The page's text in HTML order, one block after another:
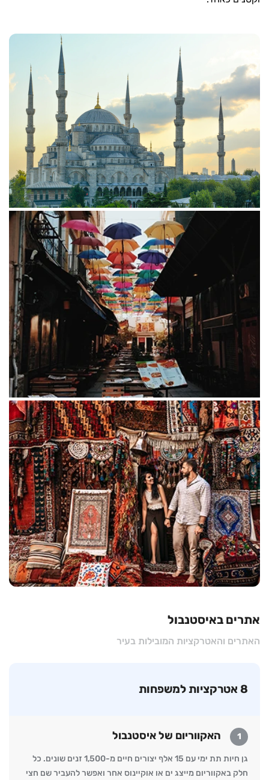
אתרים באיסטנבול
האתרים והאטרקציות המובילות בעיר
8 אטרקציות למשפחות
1 האקווריום של איסטנבול
גן חיות תת ימי עם 15 אלף יצורים חיים מ-1,500 זנים שונים. כל
חלק באקווריום מייצג ים או אוקיינוס אחר ואפשר להעביר שם חצי